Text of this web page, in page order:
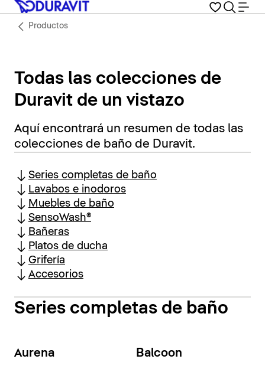
Productos
Todas las colecciones de
Duravit de un vistazo
Aquí encontrará un resumen de todas las
colecciones de baño de Duravit.
Series completas de baño
Lavabos e inodoros
Muebles de baño
SensoWash®
Bañeras
Platos de ducha
Grifería
Accesorios
Series completas de baño
Aurena Balcoon